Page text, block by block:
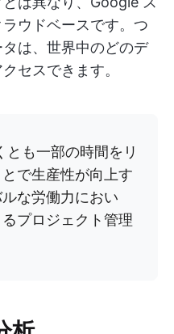
ウドベースです。つ
は、世界中のどのデ
セスできます。
とも一部の時間をリ
で生産性が向上す
な労働力におい
プロジェクト管理